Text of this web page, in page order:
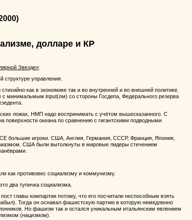
долларе и КР
Звезде»:
управления.
как в экономике так и во внутренней и во внешней политике.
с минимальмым input(ом) со стороны Госдепа, Федерального резерва
ложах, НМП надо воспринимать с учётом вышесказанного. С
поверхности океана по сравнению с гигантскими подводными
большие игроки. США, Англия, Германия, СССР, Франция, Япония,
США были вытолкнуты в мировые лидеры стечением
как противовес социализму и коммунизму.
два тупичка социализма.
главы компартии потому, что его посчитали неспособным взять
Тогда он оснавал фашистскую партию в которую немедленно
Но фашизм так и остался уникальным итальянским явлением
(нацизмом).